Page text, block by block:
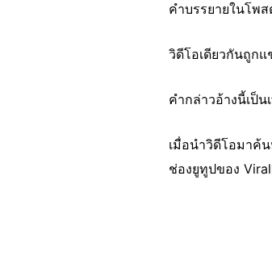
คำบรรยายในโพส
วิดีโอเดียวกันถูก
คำกล่าวอ้างนี้เป็น
เมื่อนำวิดีโอมาค้
ช่องยูทูปของ